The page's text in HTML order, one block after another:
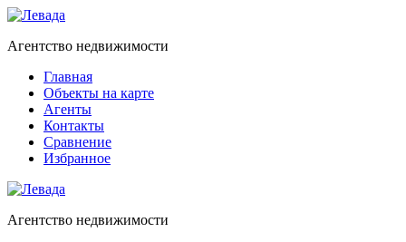
Агентство недвижимости
Главная
Объекты на карте
Агенты
Контакты
Сравнение
Избранное
Агентство недвижимости